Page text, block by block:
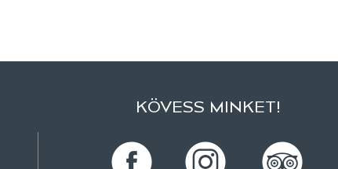
KÖVESS MINKET!